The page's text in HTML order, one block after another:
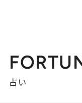
占い